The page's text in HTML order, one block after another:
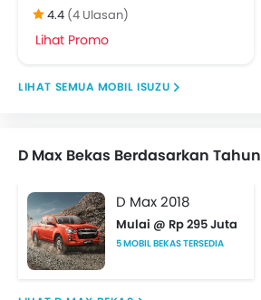
4.4 (4 Ulasan)
Lihat Promo
MOBIL ISUZU
D Max Bekas Berdasarkan Tahun
D Max 2018
Mulai @ Rp 295 Juta
5 MOBIL BEKAS TERSEDIA